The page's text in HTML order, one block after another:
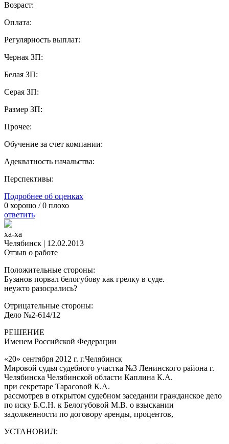
Возраст:
Оплата:
Регулярность выплат:
Черная ЗП:
Белая ЗП:
Серая ЗП:
Размер ЗП:
Прочее:
Обучение за счет компании:
Адекватность начальства:
Перспективы:
Подробнее об оценках
0 хорошо /0 плохо
ответить
ха-ха
Челябинск | 12.02.2013
Отзыв о работе
Положительные стороны:
Бузанов порвал белогубову как грелку в суде.
неужто разосрались?
Отрицательные стороны:
Дело №2-614/12
РЕШЕНИЕ
Именем Российской Федерации
«20» сентября 2012 г. г.Челябинск
Мировой судья судебного участка №3 Ленинского района г.
Челябинска Челябинской области Каплина К.А.
при секретаре Тарасовой К.А.
рассмотрев в открытом судебном заседании гражданское дело
по иску Б.С.Н. к Белогубовой М.В. о взыскании
задолженности по договору аренды, процентов,
УСТАНОВИЛ: